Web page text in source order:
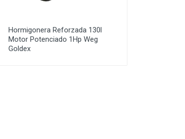
Hormigonera Reforzada 130l
Motor Potenciado 1Hp Weg
Goldex